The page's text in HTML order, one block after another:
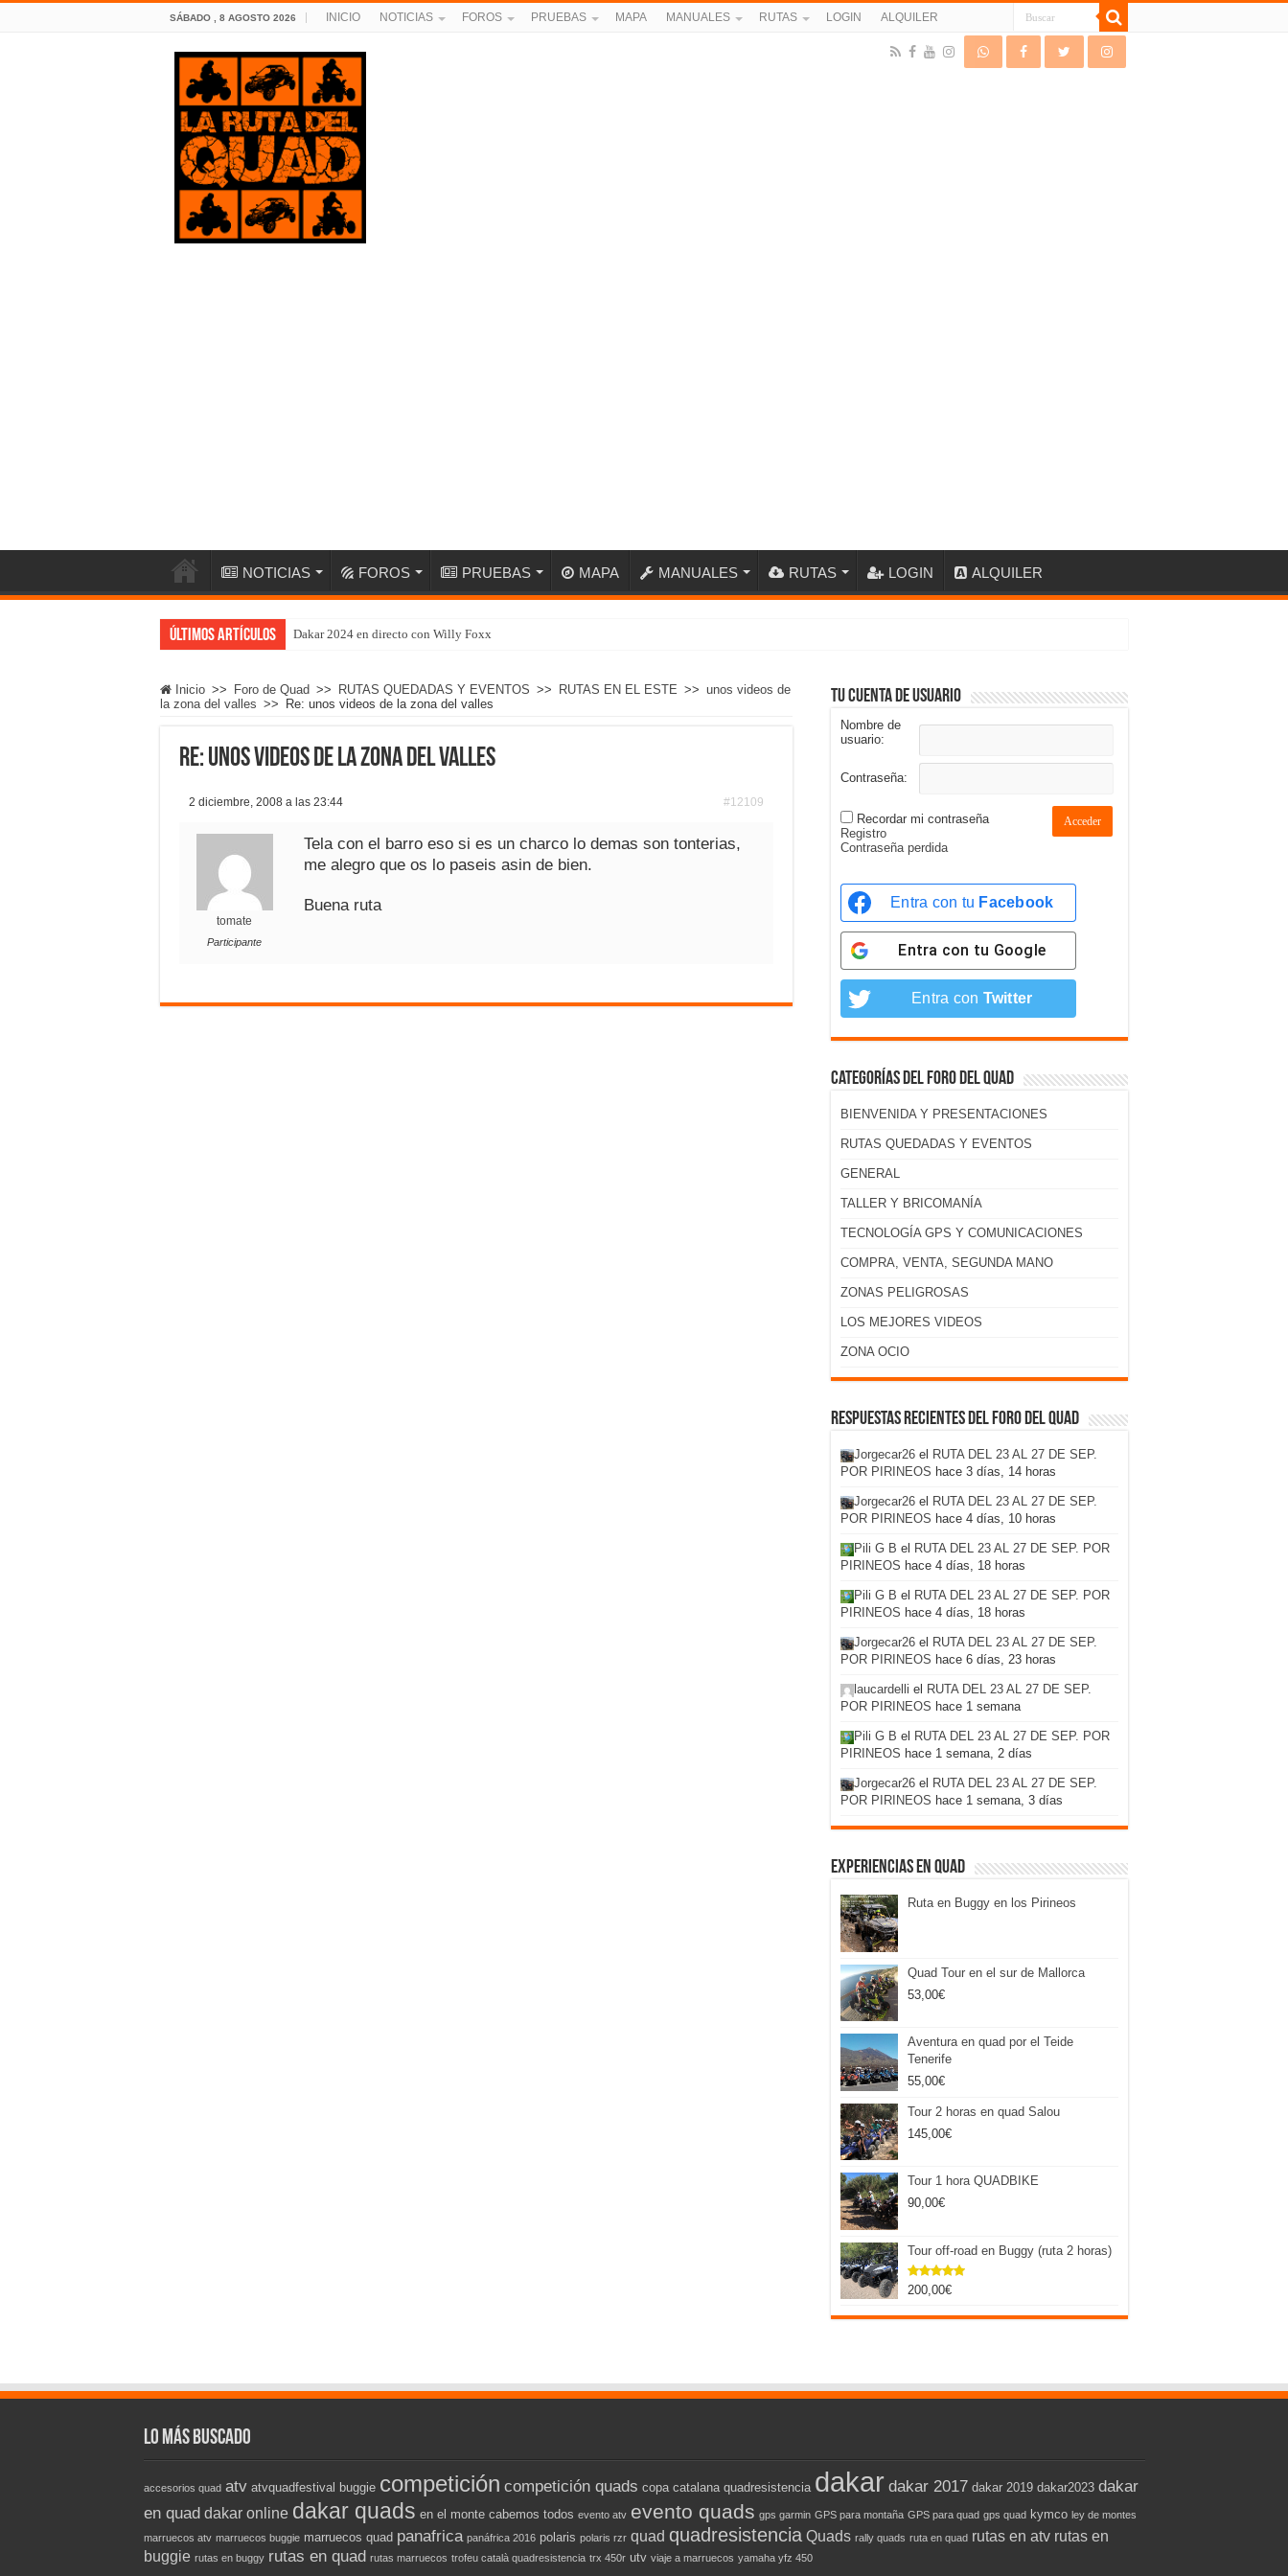
SÁBADO , 8 AGOSTO 2026 INICIO NOTICIAS FOROS PRUEBAS MAPA MANUALES RUTAS LOGIN ALQUILER
NOTICIAS FOROS PRUEBAS MAPA MANUALES RUTAS LOGIN ALQUILER
Últimos artículos Dakar 2024 en directo con Willy Foxx
Inicio >> Foro de Quad >> RUTAS QUEDADAS Y EVENTOS >> RUTAS EN EL ESTE >> unos videos de
la zona del valles >> Re: unos videos de la zona del valles
Re: unos videos de la zona del valles
2 diciembre, 2008 a las 23:44 #12109
tomate
Participante
Tela con el barro eso si es un charco lo demas son tonterias,
me alegro que os lo paseis asin de bien.
Buena ruta
Tu cuenta de usuario
Nombre de
usuario:
Contraseña:
Recordar mi contraseña Acceder
Registro
Contraseña perdida
Entra con tu Facebook
Entra con tu Google
Entra con Twitter
Categorías del foro del Quad
BIENVENIDA Y PRESENTACIONES
RUTAS QUEDADAS Y EVENTOS
GENERAL
TALLER Y BRICOMANÍA
TECNOLOGÍA GPS Y COMUNICACIONES
COMPRA, VENTA, SEGUNDA MANO
ZONAS PELIGROSAS
LOS MEJORES VIDEOS
ZONA OCIO
Respuestas recientes del foro del Quad
Jorgecar26 el RUTA DEL 23 AL 27 DE SEP.
POR PIRINEOS hace 3 días, 14 horas
Jorgecar26 el RUTA DEL 23 AL 27 DE SEP.
POR PIRINEOS hace 4 días, 10 horas
Pili G B el RUTA DEL 23 AL 27 DE SEP. POR
PIRINEOS hace 4 días, 18 horas
Pili G B el RUTA DEL 23 AL 27 DE SEP. POR
PIRINEOS hace 4 días, 18 horas
Jorgecar26 el RUTA DEL 23 AL 27 DE SEP.
POR PIRINEOS hace 6 días, 23 horas
laucardelli el RUTA DEL 23 AL 27 DE SEP.
POR PIRINEOS hace 1 semana
Pili G B el RUTA DEL 23 AL 27 DE SEP. POR
PIRINEOS hace 1 semana, 2 días
Jorgecar26 el RUTA DEL 23 AL 27 DE SEP.
POR PIRINEOS hace 1 semana, 3 días
Experiencias en Quad
Ruta en Buggy en los Pirineos
Quad Tour en el sur de Mallorca
53,00€
Aventura en quad por el Teide
Tenerife
55,00€
Tour 2 horas en quad Salou
145,00€
Tour 1 hora QUADBIKE
90,00€
Tour off-road en Buggy (ruta 2 horas)
Valorado
de 5
200,00€
Lo más buscado
accesorios quad atv atvquadfestival buggie competición competición quads copa catalana quadresistencia dakar dakar 2017 dakar 2019 dakar2023 dakar
en quad dakar online dakar quads en el monte cabemos todos evento atv evento quads gps garmin GPS para montaña GPS para quad gps quad kymco ley de montes
marruecos atv marruecos buggie marruecos quad panafrica panáfrica 2016 polaris polaris rzr quad quadresistencia Quads rally quads ruta en quad rutas en atv rutas en
buggie rutas en buggy rutas en quad rutas marruecos trofeu català quadresistencia trx 450r utv viaje a marruecos yamaha yfz 450